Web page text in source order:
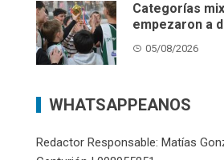
Categorías
empezaron a
05/08/2026
WHATSAPPEANOS
Redactor Responsable: Matías